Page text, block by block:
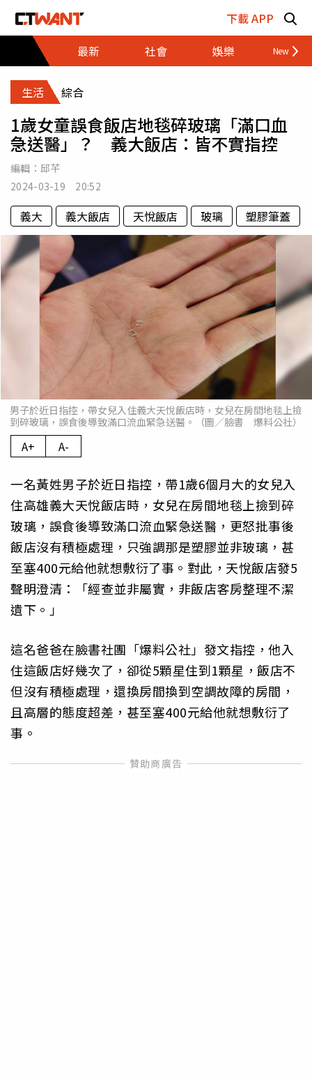
下載 APP
最新
社會 娛樂 財經
生活 綜合
1歲女童誤食飯店地毯碎玻璃「滿口血
急送醫」？ 義大飯店：皆不實指控
編輯： 邱芊
2024-03-19 20:52
義大 義大飯店 天悅飯店 玻璃 塑膠筆蓋
男子於近日指控，帶女兒入住義大天悅飯店時，女兒在房間地毯上撿
到碎玻璃，誤食後導致滿口流血緊急送醫。（圖／臉書 爆料公社）
A+ A-
一名黃姓男子於近日指控，帶1歲6個月大的女兒入
住高雄義大天悅飯店時，女兒在房間地毯上撿到碎
玻璃，誤食後導致滿口流血緊急送醫，更怒批事後
飯店沒有積極處理，只強調那是塑膠並非玻璃，甚
至塞400元給他就想敷衍了事。對此，天悅飯店發5
聲明澄清：「經查並非屬實，非飯店客房整理不潔
遺下。」
這名爸爸在臉書社團「爆料公社」發文指控，他入
住這飯店好幾次了，卻從5顆星住到1顆星，飯店不
但沒有積極處理，還換房間換到空調故障的房間，
且高層的態度超差，甚至塞400元給他就想敷衍了
事。